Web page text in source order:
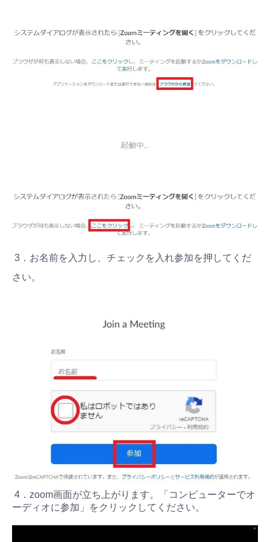
3．お名前を入力し、チェックを入れ参加を押してくだ
さい。
4．zoom画面が立ち上がります。「コンピューターでオ
ーディオに参加」をクリックしてください。